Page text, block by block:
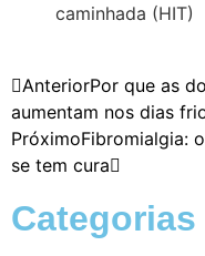
caminhada (HIT)
AnteriorPor que as
aumentam nos dias
PróximoFibromialgia:
se tem cura
Categorias